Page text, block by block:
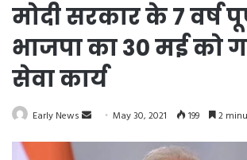
मोदी सरकार के 7 वर्ष
भाजपा का 30 मई को
सेवा कार्य
Early News May 30, 2021 199 2